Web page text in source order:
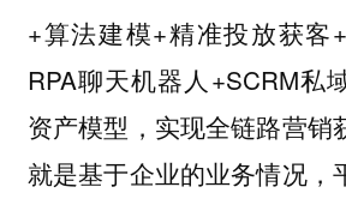
+算法建模+精准投放获客
RPA聊天机器人+SCRM私
资产模型，实现全链路营销
就是基于企业的业务情况，